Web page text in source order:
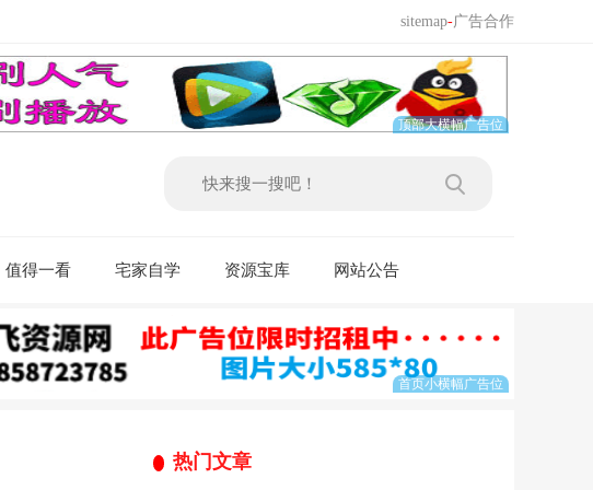
sitemap-广告合作
值得一看 宅家自学 资源宝库 网站公告
热门文章